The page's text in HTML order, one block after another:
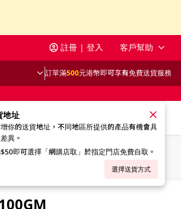
註冊 | 登入 客戶幫助
訂單滿500元港幣即可享有免費送貨服務
地址
你的送貨地址，不同地區所提供的產品有機會具
異。
即可選擇「網購店取」於指定門店免費自取。
選擇送貨方式